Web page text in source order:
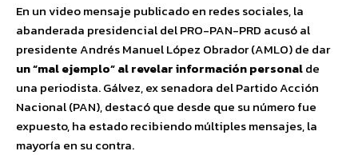
En un video mensaje publicado en redes sociales, la
abanderada presidencial del PRO-PAN-PRD acusó al
presidente Andrés Manuel López Obrador (AMLO) de dar
un “mal ejemplo” al revelar información personalde
una periodista. Gálvez, ex senadora del Partido Acción
Nacional (PAN), destacó que desde que su número fue
expuesto, ha estado recibiendo múltiples mensajes, la
mayoría en su contra.